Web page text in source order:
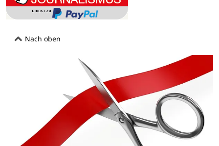
Nach oben